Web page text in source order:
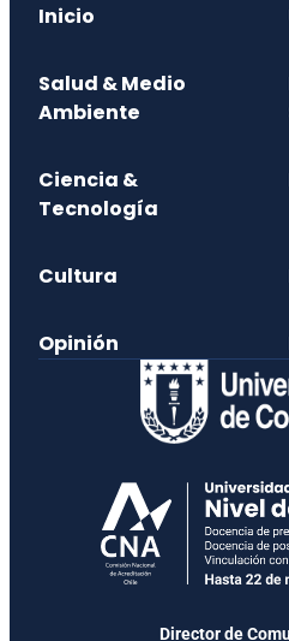
Inicio
Salud & Medio
Ambiente
Ciencia &
Tecnología
Cultura
Opinión
Director de